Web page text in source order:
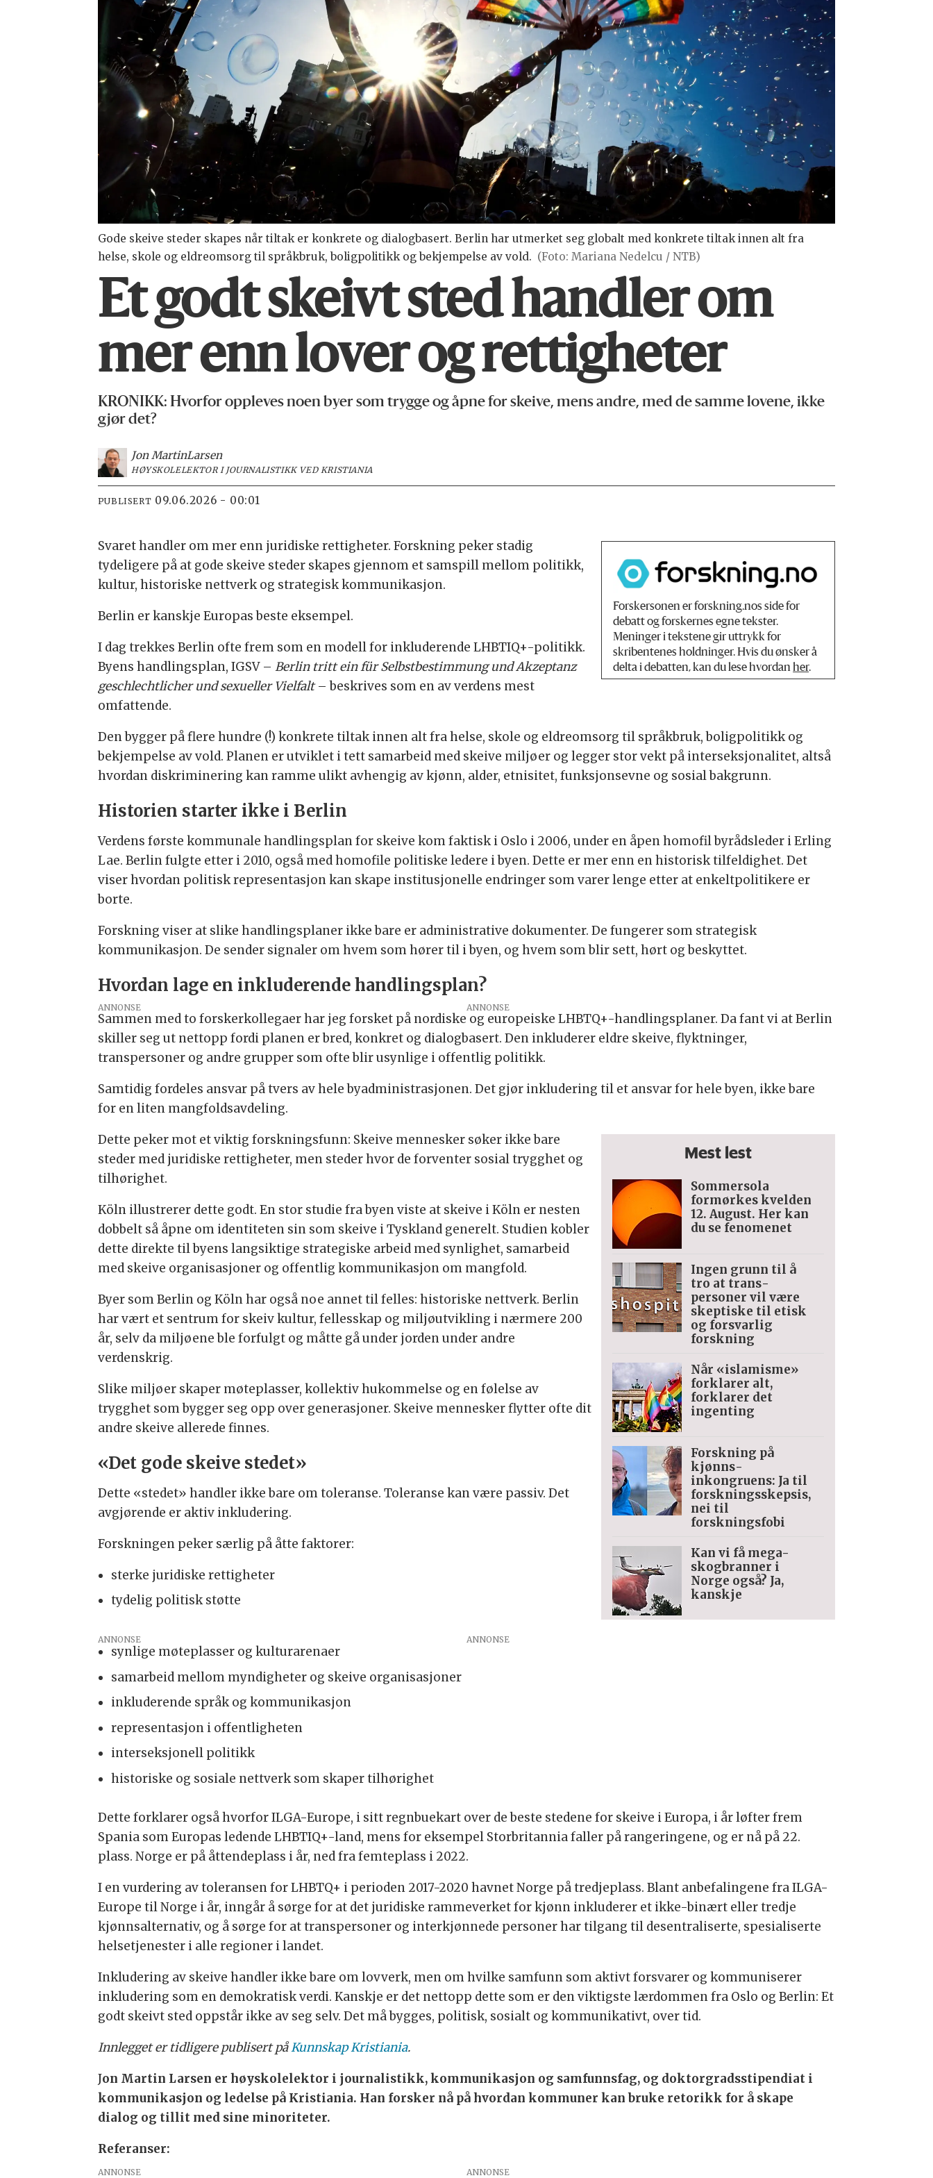
Gode skeive steder skapes når tiltak er konkrete og dialogbasert. Berlin har utmerket seg globalt med konkrete tiltak innen alt fra
helse, skole og eldreomsorg til språkbruk, boligpolitikk og bekjempelse av vold. (Foto: Mariana Nedelcu / NTB)
Et godt skeivt sted handler om
mer enn lover og rettigheter
KRONIKK: Hvorfor oppleves noen byer som trygge og åpne for skeive, mens andre, med de samme lovene, ikke
gjør det?
Jon MartinLarsen
HØYSKOLELEKTOR I JOURNALISTIKK VED KRISTIANIA
PUBLISERT 09.06.2026 - 00:01
Forskersonen er forskning.nos side for
debatt og forskernes egne tekster.
Meninger i tekstene gir uttrykk for
skribentenes holdninger. Hvis du ønsker å
delta i debatten, kan du lese hvordanher.
Svaret handler om mer enn juridiske rettigheter. Forskning peker stadig
tydeligere på at gode skeive steder skapes gjennom et samspill mellom politikk,
kultur, historiske nettverk og strategisk kommunikasjon.
Berlin er kanskje Europas beste eksempel.
I dag trekkes Berlin ofte frem som en modell for inkluderende LHBTIQ+-politikk.
Byens handlingsplan, IGSV – Berlin tritt ein für Selbstbestimmung und Akzeptanz
geschlechtlicher und sexueller Vielfalt– beskrives som en av verdens mest
omfattende.
Den bygger på flere hundre (!) konkrete tiltak innen alt fra helse, skole og eldreomsorg til språkbruk, boligpolitikk og
bekjempelse av vold. Planen er utviklet i tett samarbeid med skeive miljøer og legger stor vekt på interseksjonalitet, altså
hvordan diskriminering kan ramme ulikt avhengig av kjønn, alder, etnisitet, funksjonsevne og sosial bakgrunn.
Historien starter ikke i Berlin
Verdens første kommunale handlingsplan for skeive kom faktisk i Oslo i 2006, under en åpen homofil byrådsleder i Erling
Lae. Berlin fulgte etter i 2010, også med homofile politiske ledere i byen. Dette er mer enn en historisk tilfeldighet. Det
viser hvordan politisk representasjon kan skape institusjonelle endringer som varer lenge etter at enkeltpolitikere er
borte.
Forskning viser at slike handlingsplaner ikke bare er administrative dokumenter. De fungerer som strategisk
kommunikasjon. De sender signaler om hvem som hører til i byen, og hvem som blir sett, hørt og beskyttet.
Hvordan lage en inkluderende handlingsplan?
ANNONSE
Sammen med to forskerkollegaer har jeg forsket på nordiske og europeiske LHBTQ+-handlingsplaner. Da fant vi at Berlin
skiller seg ut nettopp fordi planen er bred, konkret og dialogbasert. Den inkluderer eldre skeive, flyktninger,
transpersoner og andre grupper som ofte blir usynlige i offentlig politikk.
Samtidig fordeles ansvar på tvers av hele byadministrasjonen. Det gjør inkludering til et ansvar for hele byen, ikke bare
for en liten mangfoldsavdeling.
Mest lest
Sommersola
formørkes kvelden
12. August. Her kan
du se fenomenet
Ingen grunn til å
tro at trans­
personer vil være
skeptiske til etisk
og forsvarlig
forskning
Når «islamisme»
forklarer alt,
forklarer det
ingenting
Forskning på
kjønns­
inkongruens: Ja til
forskningsskepsis,
nei til
forskningsfobi
Kan vi få mega-
skogbranner i
Norge også? Ja,
kanskje
Dette peker mot et viktig forskningsfunn: Skeive mennesker søker ikke bare
steder med juridiske rettigheter, men steder hvor de forventer sosial trygghet og
tilhørighet.
Köln illustrerer dette godt. En stor studie fra byen viste at skeive i Köln er nesten
dobbelt så åpne om identiteten sin som skeive i Tyskland generelt. Studien kobler
dette direkte til byens langsiktige strategiske arbeid med synlighet, samarbeid
med skeive organisasjoner og offentlig kommunikasjon om mangfold.
Byer som Berlin og Köln har også noe annet til felles: historiske nettverk. Berlin
har vært et sentrum for skeiv kultur, fellesskap og miljøutvikling i nærmere 200
år, selv da miljøene ble forfulgt og måtte gå under jorden under andre
verdenskrig.
Slike miljøer skaper møteplasser, kollektiv hukommelse og en følelse av
trygghet som bygger seg opp over generasjoner. Skeive mennesker flytter ofte dit
andre skeive allerede finnes.
«Det gode skeive stedet»
Dette «stedet» handler ikke bare om toleranse. Toleranse kan være passiv. Det
avgjørende er aktiv inkludering.
ANNONSE
Forskningen peker særlig på åtte faktorer:
sterke juridiske rettigheter
tydelig politisk støtte
synlige møteplasser og kulturarenaer
samarbeid mellom myndigheter og skeive organisasjoner
inkluderende språk og kommunikasjon
representasjon i offentligheten
interseksjonell politikk
historiske og sosiale nettverk som skaper tilhørighet
Dette forklarer også hvorfor ILGA-Europe, i sitt regnbuekart over de beste stedene for skeive i Europa, i år løfter frem
Spania som Europas ledende LHBTIQ+-land, mens for eksempel Storbritannia faller på rangeringene, og er nå på 22.
plass. Norge er på åttendeplass i år, ned fra femteplass i 2022.
I en vurdering av toleransen for LHBTQ+ i perioden 2017-2020 havnet Norge på tredjeplass. Blant anbefalingene fra ILGA-
Europe til Norge i år, inngår å sørge for at det juridiske rammeverket for kjønn inkluderer et ikke-binært eller tredje
kjønnsalternativ, og å sørge for at transpersoner og interkjønnede personer har tilgang til desentraliserte, spesialiserte
helsetjenester i alle regioner i landet.
Inkludering av skeive handler ikke bare om lovverk, men om hvilke samfunn som aktivt forsvarer og kommuniserer
inkludering som en demokratisk verdi. Kanskje er det nettopp dette som er den viktigste lærdommen fra Oslo og Berlin: Et
godt skeivt sted oppstår ikke av seg selv. Det må bygges, politisk, sosialt og kommunikativt, over tid.
Innlegget er tidligere publisert påKunnskap Kristiania.
Jon Martin Larsen er høyskolelektor i journalistikk, kommunikasjon og samfunnsfag, og doktorgradsstipendiat i
kommunikasjon og ledelse på Kristiania. Han forsker nå på hvordan kommuner kan bruke retorikk for å skape
dialog og tillit med sine minoriteter.
Referanser:
ANNONSE